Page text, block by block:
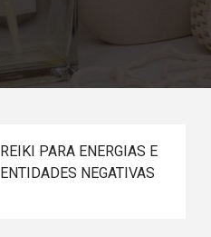
REIKI PARA ENERGIAS E
ENTIDADES NEGATIVAS